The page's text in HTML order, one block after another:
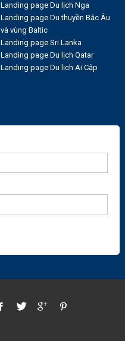
Landing page Du lịch Nga
Landing page Du thuyền Bắc Âu
và vùng Baltic
Landing page Sri Lanka
Landing page Du lịch Qatar
Landing page Du lịch Ai Cập